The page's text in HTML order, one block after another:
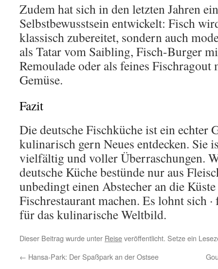
Zudem hat sich in den letzten Jahren
Selbstbewusstsein entwickelt: Fisch
klassisch zubereitet, sondern auch
als Tatar vom Saibling, Fisch-Burger
Remoulade oder als feines
Gemüse.
Fazit
Die deutsche Fischküche ist ein echter
kulinarisch gern Neues entdecken. Sie
vielfältig und voller Überraschungen.
deutsche Küche bestünde nur aus
unbedingt einen Abstecher an die
Fischrestaurant machen. Es lohnt sich
für das kulinarische Weltbild.
Dieser Beitrag wurde unter Reiseveröffentlicht. Setze ein
← Hansa-Park: Der Spaßpark an der Ostsee